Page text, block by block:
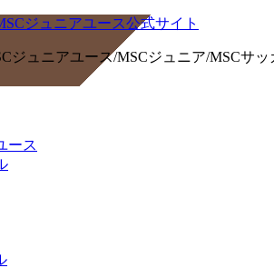
ジュニアユース/MSCジュニア/MSCサ
ース